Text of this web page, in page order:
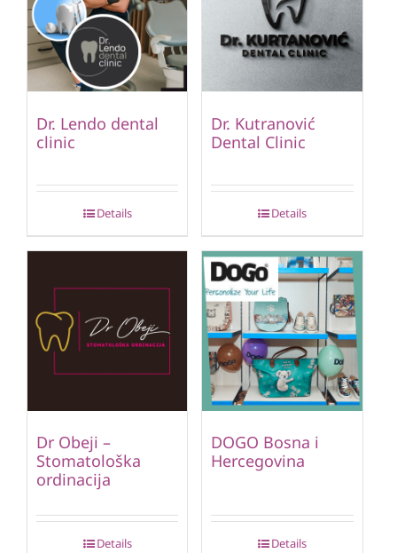
Dr. Lendo dental
clinic
Details
Dr. Kutranović
Dental Clinic
Details
Dr Obeji –
Stomatološka
ordinacija
Details
DOGO Bosna i
Hercegovina
Details